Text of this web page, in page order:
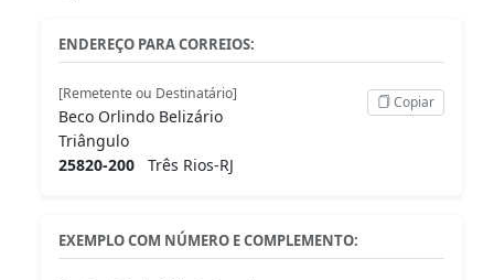
ENDEREÇO PARA CORREIOS:
[Remetente ou Destinatário]
Beco Orlindo Belizário
Triângulo
25820-200 Três Rios-RJ
Copiar
EXEMPLO COM NÚMERO E COMPLEMENTO: